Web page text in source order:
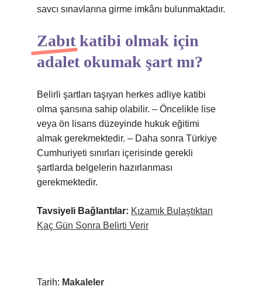
savcı sınavlarına girme imkânı bulunmaktadır.
Zabıt katibi olmak için
adalet okumak şart mı?
Belirli şartları taşıyan herkes adliye katibi
olma şansına sahip olabilir. – Öncelikle lise
veya ön lisans düzeyinde hukuk eğitimi
almak gerekmektedir. – Daha sonra Türkiye
Cumhuriyeti sınırları içerisinde gerekli
şartlarda belgelerin hazırlanması
gerekmektedir.
Tavsiyeli Bağlantılar: Kızamık Bulaştıktan
Kaç Gün Sonra Belirti Verir
Tarih: Makaleler